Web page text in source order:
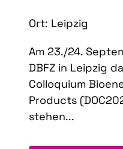
Ort: Leipzig
Am 23./24.
DBFZ in Leipzig
Colloquium
Products
stehen...